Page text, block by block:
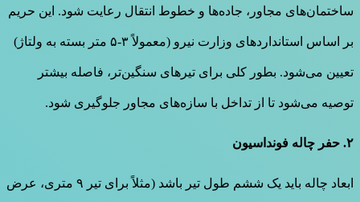
ساختمان‌های مجاور، جاده‌ها و خطوط انتقال رعایت شود. این حریم
بر اساس استانداردهای وزارت نیرو (معمولاً ۳-۵ متر بسته به ولتاژ)
تعیین می‌شود. بطور کلی برای تیرهای سنگین‌تر، فاصله بیشتر
توصیه می‌شود تا از تداخل با سازه‌های مجاور جلوگیری شود.
۲. حفر چاله فونداسیون
ابعاد چاله باید یک ششم طول تیر باشد (مثلاً برای تیر ۹ متری، عرض